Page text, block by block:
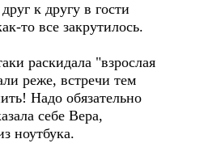
к другу в гости
то все закрутилось.
раскидала "взрослая
реже, встречи тем
Надо обязательно
себе Вера,
ноутбука.